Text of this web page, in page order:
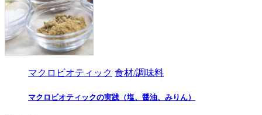
マクロビオティック 食材/調味料
マクロビオティックの実践（塩、醤油、みりん）